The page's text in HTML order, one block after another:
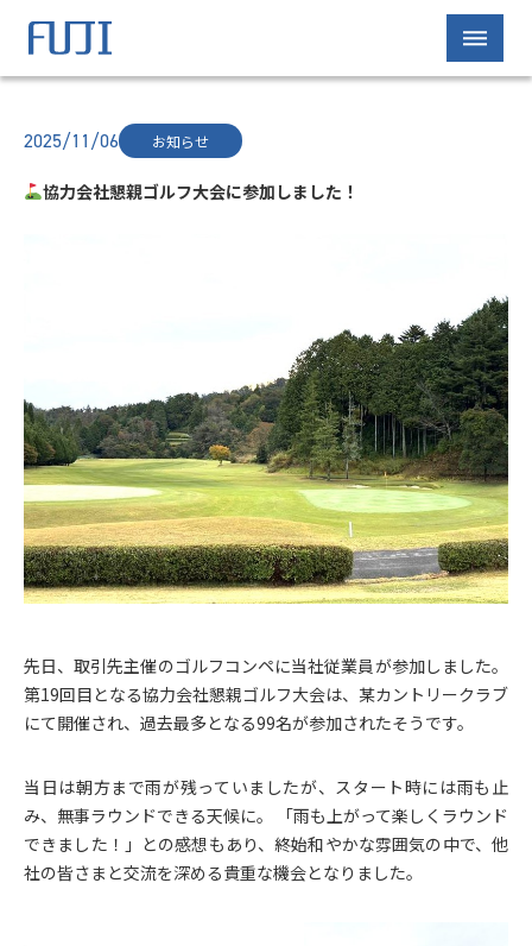
2025/11/06 お知らせ
協力会社懇親ゴルフ大会に参加しました！
先日、取引先主催のゴルフコンペに当社従業員が参加しました。
第19回目となる協力会社懇親ゴルフ大会は、某カントリークラブ
にて開催され、過去最多となる99名が参加されたそうです。
当日は朝方まで雨が残っていましたが、スタート時には雨も止
み、無事ラウンドできる天候に。 「雨も上がって楽しくラウンド
できました！」との感想もあり、終始和やかな雰囲気の中で、他
社の皆さまと交流を深める貴重な機会となりました。